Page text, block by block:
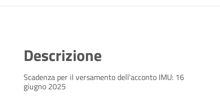
Descrizione
Scadenza per il versamento dell'acconto IMU: 16
giugno 2025